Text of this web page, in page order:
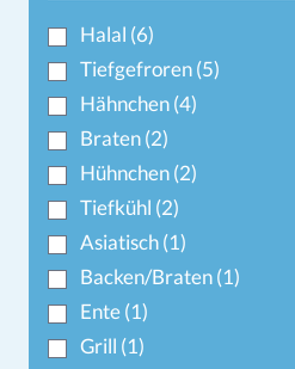
Halal (6)
Tiefgefroren(5)
Hähnchen(4)
Braten(2)
Hühnchen(2)
Tiefkühl (2)
Asiatisch(1)
Backen/Braten(1)
Ente(1)
Grill (1)